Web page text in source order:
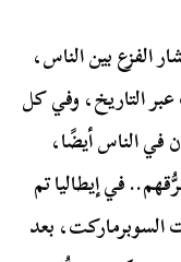
الفزع بين الناس،
التاريخ، وفي كل
في الناس أيضًا،
في إيطاليا تم
السوبرماركت، بعد